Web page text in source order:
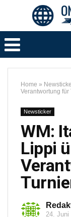
Home »
Verantwortung
Newsticker
WM:
Lippi
24. Juni